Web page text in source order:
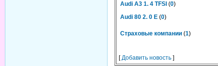
Audi A3 1. 4 TFSI (0)
Audi 80 2. 0 E (0)
Страховые компании (1)
[Добавить новость ]